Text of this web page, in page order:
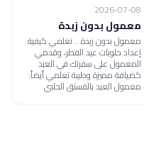
2026-07-08
معمول بدون زبدة
معمول بدون زبدة .. تعلمي كيفية
إعداد حلويات عيد الفطر، وقدمي
المعمول على سفرتك في العيد
كضيافة مميزة وطيبة تعلمي أيضاً:
معمول العيد بالفستق الحلبي